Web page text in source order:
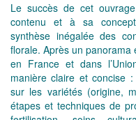
Le succès de cet
contenu et à sa
synthèse inégalée des
florale. Après un
en France et dans
manière claire et concise
sur les variétés (origine,
étapes et techniques de